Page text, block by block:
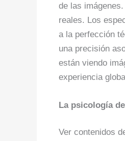
de las
reales. Los
a la perfección
una precisión
están viendo
experiencia
La psicología
Ver contenidos